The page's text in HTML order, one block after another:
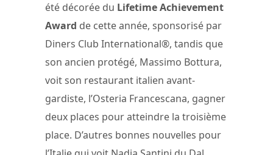
été décorée du Lifetime Achievement
Award de cette année, sponsorisé par
Diners Club International®, tandis que
son ancien protégé, Massimo Bottura,
voit son restaurant italien avant-
gardiste, l’Osteria Francescana, gagner
deux places pour atteindre la troisième
place. D’autres bonnes nouvelles pour